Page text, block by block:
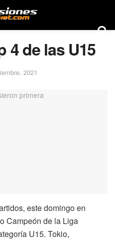
4 de las U15
2021
este domingo en
Campeón de la Liga
U15. Tokio,